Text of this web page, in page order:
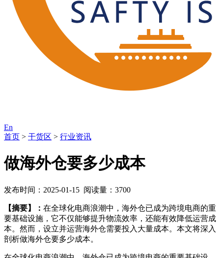
En
首页 > 干货区 > 行业资讯
做海外仓要多少成本
发布时间：2025-01-15 阅读量：3700
【摘要】： 在全球化电商浪潮中，海外仓已成为跨境电商的重
要基础设施，它不仅能够提升物流效率，还能有效降低运营成
本。然而，设立并运营海外仓需要投入大量成本。本文将深入
剖析做海外仓要多少成本。